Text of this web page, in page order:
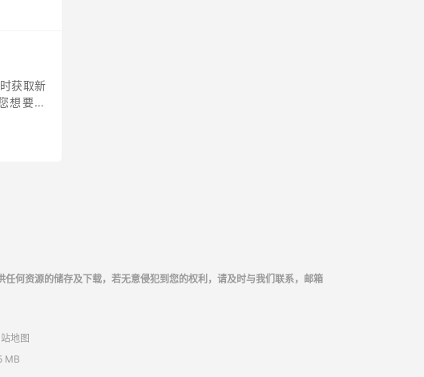
获取新
想要的
何资源的储存及下载，若无意侵犯到您的权利，请及时与我们联系，邮箱
地图
MB